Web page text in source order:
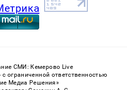
СМИ: Кемерово Live
ограниченной ответственностью
Медиа Решения»